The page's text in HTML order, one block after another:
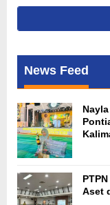
News Feed
Aset